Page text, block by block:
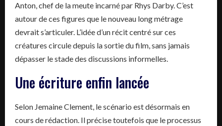
Anton, chef de la meute incarné par Rhys Darby. C’est
autour de ces figures que le nouveau long métrage
devrait s’articuler. L’idée d’un récit centré sur ces
créatures circule depuis la sortie du film, sans jamais
dépasser le stade des discussions informelles.
Une écriture enfin lancée
Selon Jemaine Clement, le scénario est désormais en
cours de rédaction. Il précise toutefois que le processus